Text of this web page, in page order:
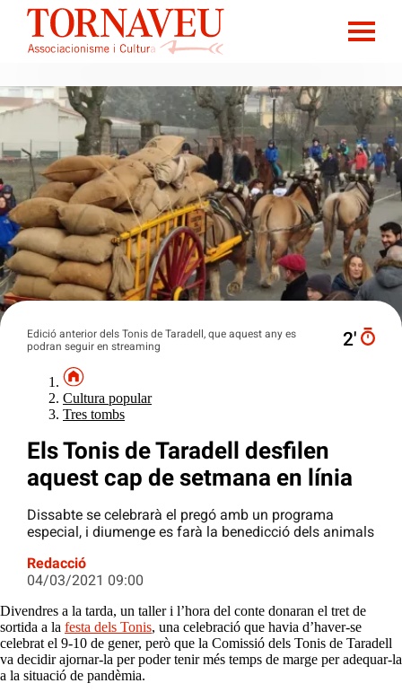
Edició anterior dels Tonis de Taradell, que aquest any es
podran seguir en streaming
2′
Cultura popular
Tres tombs
Els Tonis de Taradell desfilen
aquest cap de setmana en línia
Dissabte se celebrarà el pregó amb un programa
especial, i diumenge es farà la benedicció dels animals
Redacció
04/03/2021 09:00
Divendres a la tarda, un taller i l’hora del conte donaran el tret de
sortida a la festa dels Tonis, una celebració que havia d’haver-se
celebrat el 9-10 de gener, però que la Comissió dels Tonis de Taradell
va decidir ajornar-la per poder tenir més temps de marge per adequar-la
a la situació de pandèmia.